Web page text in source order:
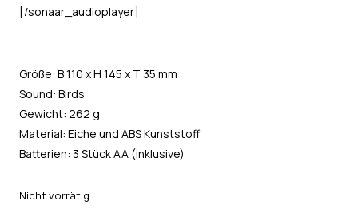
[/sonaar_audioplayer]
Größe: B 110 x H 145 x T 35 mm
Sound: Birds
Gewicht: 262 g
Material: Eiche und ABS Kunststoff
Batterien: 3 Stück AA (inklusive)
Nicht vorrätig